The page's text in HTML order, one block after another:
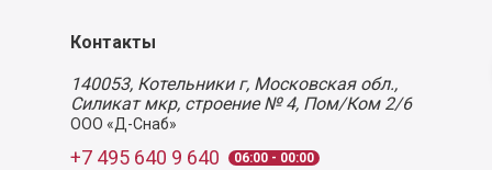
Контакты
140053, Котельники г, Московская обл.,
Силикат мкр, строение № 4, Пом/Ком 2/6
ООО «Д-Снаб»
+7 495 640 9 640 06:00 - 00:00